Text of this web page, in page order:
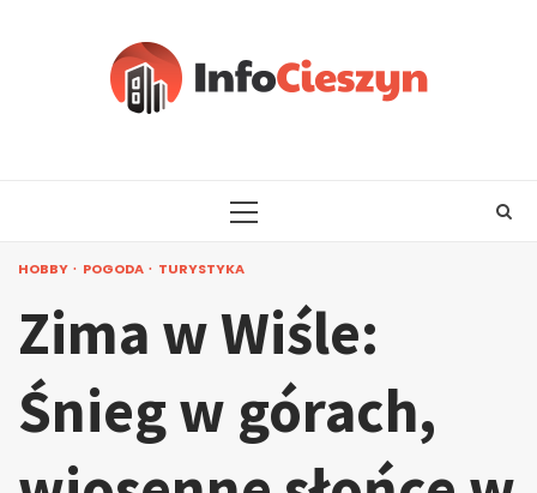
PRIMARY
HOBBY POGODA TURYSTYKA
Zima w Wiśle:
Śnieg w górach,